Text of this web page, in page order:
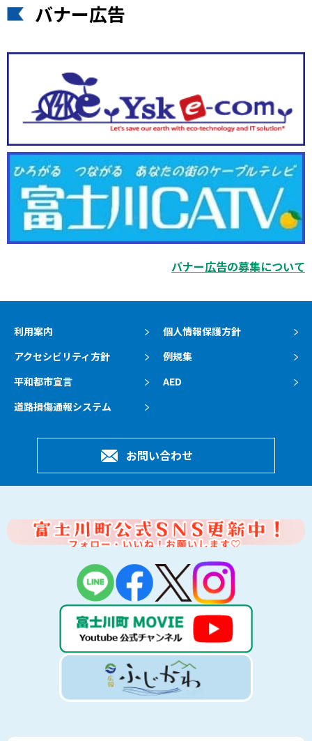
バナー広告
バナー広告の募集について
利用案内
個人情報保護方針
アクセシビリティ方針
例規集
平和都市宣言
AED
道路損傷通報システム
お問い合わせ